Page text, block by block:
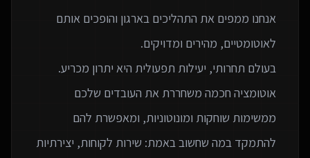
אנחנו ממפים את התהליכים בארגון והופכים אותם
בעולם תחרותי, יעילות תפעולית היא יתרון מכריע.
אוטומציה חכמה משחררת את העובדים שלכם
ממשימות שוחקות ומונוטוניות, ומאפשרת להם
להתמקד במה שחשוב באמת: שירות לקוחות, יצירתיות